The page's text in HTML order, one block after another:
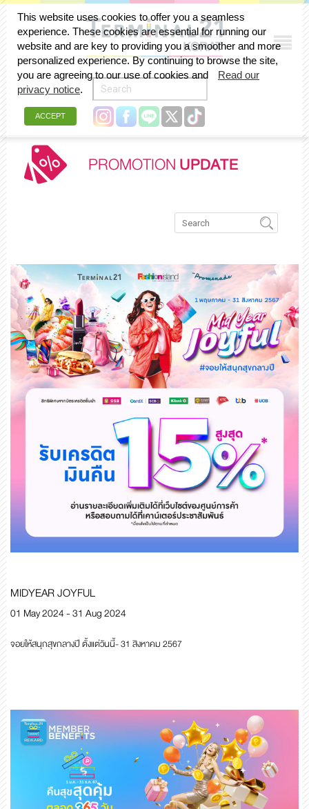
PROMOTIONUPDATE
MIDYEAR JOYFUL
01 May 2024 - 31 Aug 2024
จอยให้สนุกสุขกลางปี ตั้งแต่วันนี้- 31 สิงหาคม 2567
This website uses cookies to offer you a seamless
experience. These cookies are essential for running our
website and are key to providing you a smoother and more
personalized experience. By continuing to browse the site,
you are agreeing to our use of cookies and
Read our
privacy notice.
ACCEPT